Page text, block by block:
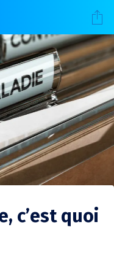
c’est quoi